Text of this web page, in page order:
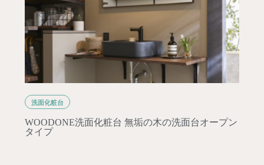
洗面化粧台
WOODONE洗面化粧台 無垢の木の洗面台オープン
タイプ